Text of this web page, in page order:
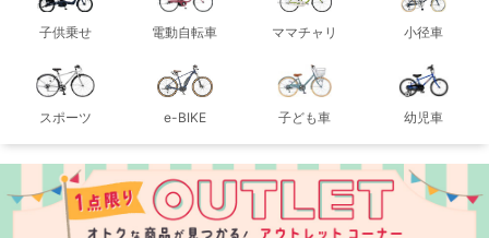
子供乗せ 電動自転車 ママチャリ 小径車
スポーツ e-BIKE 子ども車 幼児車